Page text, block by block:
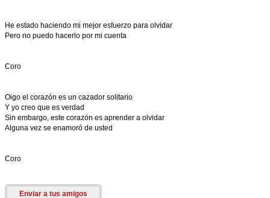
He estado haciendo mi mejor esfuerzo para olvidar
Pero no puedo hacerlo por mi cuenta
Coro
Oigo el corazón es un cazador solitario
Y yo creo que es verdad
Sin embargo, este corazón es aprender a olvidar
Alguna vez se enamoró de usted
Coro
Enviar a tus amigos